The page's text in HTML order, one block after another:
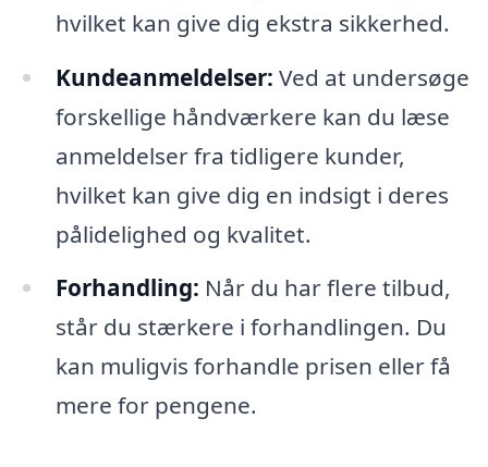
hvilket kan give dig ekstra sikkerhed.
Kundeanmeldelser: Ved at undersøge
forskellige håndværkere kan du læse
anmeldelser fra tidligere kunder,
hvilket kan give dig en indsigt i deres
pålidelighed og kvalitet.
Forhandling: Når du har flere tilbud,
står du stærkere i forhandlingen. Du
kan muligvis forhandle prisen eller få
mere for pengene.